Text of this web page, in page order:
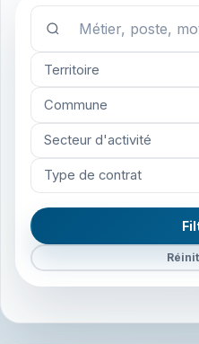
Territoire
Commune
Secteur d'activité
Type de contrat